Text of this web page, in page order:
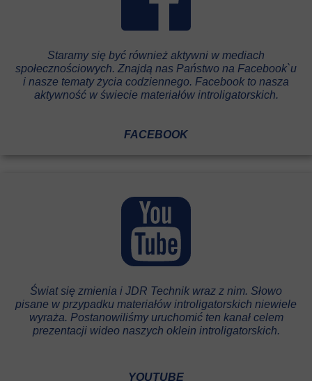
Staramy się być również aktywni w mediach
społecznościowych. Znajdą nas Państwo na Facebook`u
i nasze tematy życia codziennego. Facebook to nasza
aktywność w świecie materiałów introligatorskich.
FACEBOOK
Świat się zmienia i JDR Technik wraz z nim. Słowo
pisane w przypadku materiałów introligatorskich niewiele
wyraża. Postanowiliśmy uruchomić ten kanał celem
prezentacji wideo naszych oklein introligatorskich.
YOUTUBE